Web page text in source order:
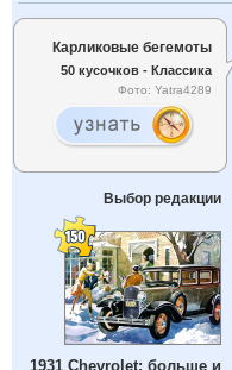
Карликовые бегемоты
50 кусочков - Классика
Фото: Yatra4289
Выбор редакции
1931 Chevrolet: больше и